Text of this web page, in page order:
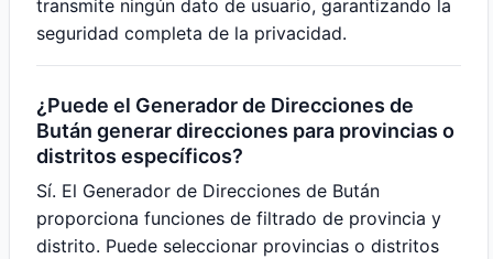
transmite ningún dato de usuario, garantizando la
seguridad completa de la privacidad.
¿Puede el Generador de Direcciones de
Bután generar direcciones para provincias o
distritos específicos?
Sí. El Generador de Direcciones de Bután
proporciona funciones de filtrado de provincia y
distrito. Puede seleccionar provincias o distritos